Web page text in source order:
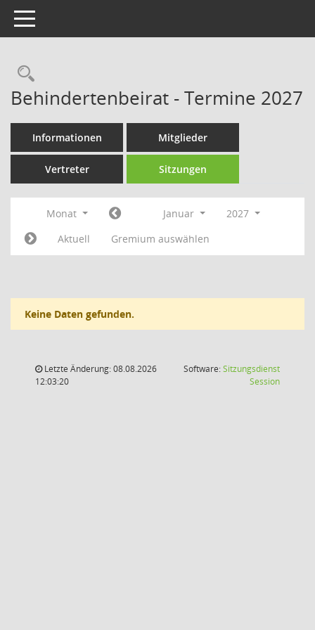
Toggle navigation
Rechercheauswahl
Behindertenbeirat - Termine 2027
Informationen Mitglieder
Vertreter Sitzungen
Monat Januar
2027
Aktuell
Gremium auswählen
Keine Daten gefunden.
Letzte Änderung: 08.08.2026
12:03:20
Software:Sitzungsdienst
Session(Wird in